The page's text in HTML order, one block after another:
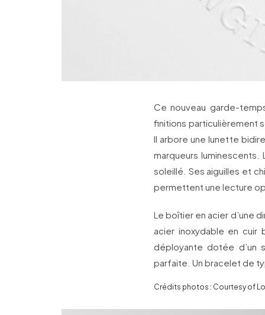
Ce nouveau garde-
finitions particulièrement
Il arbore une lunette
marqueurs luminescents.
soleillé. Ses aiguilles et
permettent une lecture
Le boîtier en acier d’une
acier inoxydable en cuir
déployante dotée d’un
parfaite. Un bracelet de
Crédits photos : Courtesy of